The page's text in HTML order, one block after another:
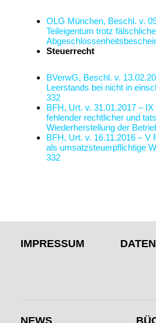
OLG München, Beschl. v.
Teileigentum trotz
Steuerrecht
BVerwG, Beschl. v.
Leerstands bei nicht in
332
BFH, Urt. v. 31.01.2017 – IX
fehlender rechtlicher und
Wiederherstellung der
BFH, Urt. v. 16.11.2016 – V
als umsatzsteuerpflichtige
332
IMPRESSUM
NEWS